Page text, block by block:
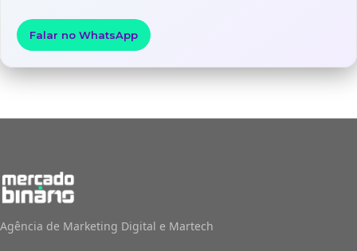
Falar no WhatsApp
Agência de Marketing Digital e Martech